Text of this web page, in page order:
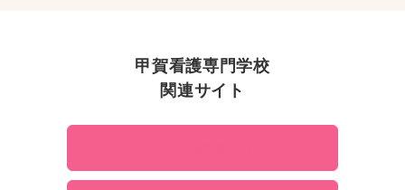
甲賀看護専門学校
関連サイト